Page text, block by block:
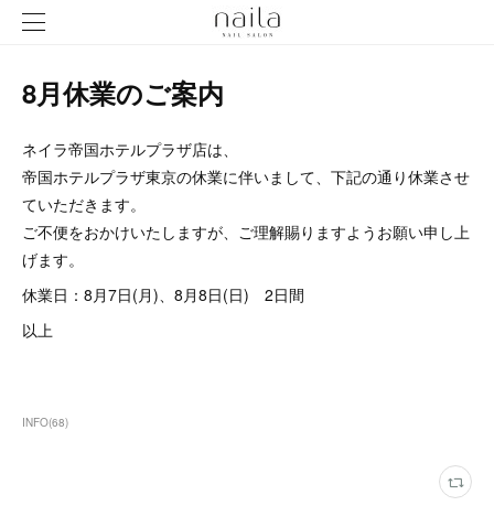
8月休業のご案内
ネイラ帝国ホテルプラザ店は、
帝国ホテルプラザ東京の休業に伴いまして、下記の通り休業させ
ていただきます。
ご不便をおかけいたしますが、ご理解賜りますようお願い申し上
げます。
休業日：8月7日(月)、8月8日(日) 2日間
以上
INFO(68)